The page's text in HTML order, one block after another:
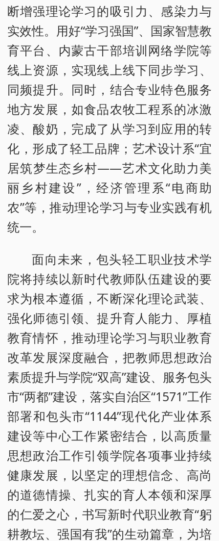
断增强理论学习的吸引力、感染力与
实效性。用好“学习强国”、国家智慧教
育平台、内蒙古干部培训网络学院等
线上资源，实现线上线下同步学习、
同频提升。同时，结合专业特色服务
地方发展，如食品农牧工程系的冰激
凌、酸奶，完成了从学习到应用的转
化，形成了轻工品牌；艺术设计系“宜
居筑梦生态乡村——艺术文化助力美
丽乡村建设”，经济管理系“电商助
农”等，推动理论学习与专业实践有机
统一。
面向未来，包头轻工职业技术学
院将持续以新时代教师队伍建设的要
求为根本遵循，不断深化理论武装、
强化师德引领、提升育人能力、厚植
教育情怀，推动理论学习与职业教育
改革发展深度融合，把教师思想政治
素质提升与学院“双高”建设、服务包头
市“两都”建设，落实自治区“1571”工作
部署和包头市“1144”现代化产业体系
建设等中心工作紧密结合，以高质量
思想政治工作引领学院各项事业持续
健康发展，以坚定的理想信念、高尚
的道德情操、扎实的育人本领和深厚
的仁爱之心，书写新时代职业教育“躬
耕教坛、强国有我”的生动篇章，为培